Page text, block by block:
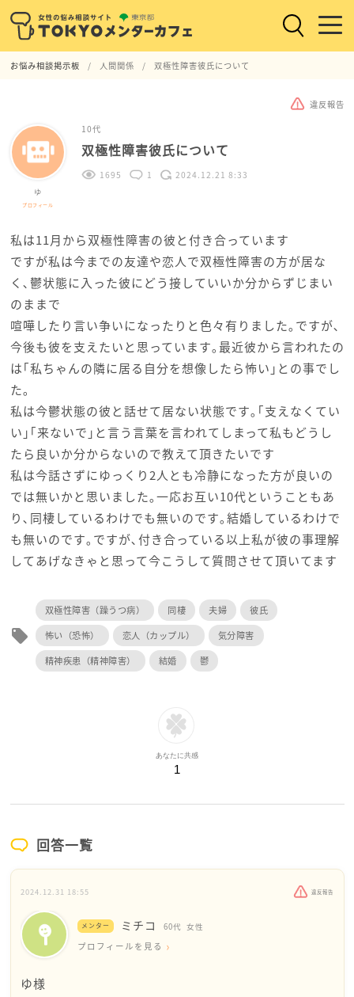
お悩み相談掲示板 人間関係 双極性障害彼氏について
違反報告
ゆ
プロフィール
10代
双極性障害彼氏について
1695 1 2024.12.21 8:33
私は11月から双極性障害の彼と付き合っています
ですが私は今までの友達や恋人で双極性障害の方が居な
く､鬱状態に入った彼にどう接していいか分からずじまい
のままで
喧嘩したり言い争いになったりと色々有りました｡ですが､
今後も彼を支えたいと思っています｡最近彼から言われたの
は｢私ちゃんの隣に居る自分を想像したら怖い｣との事でし
た｡
私は今鬱状態の彼と話せて居ない状態です｡｢支えなくてい
い｣｢来ないで｣と言う言葉を言われてしまって私もどうし
たら良いか分からないので教えて頂きたいです
私は今話さずにゆっくり2人とも冷静になった方が良いの
では無いかと思いました｡一応お互い10代ということもあ
り､同棲しているわけでも無いのです｡結婚しているわけで
も無いのです｡ですが､付き合っている以上私が彼の事理解
してあげなきゃと思って今こうして質問させて頂いてます
local_offer
双極性障害（躁うつ病） 同棲 夫婦
彼氏
怖い（恐怖）
恋人（カップル）
気分障害
精神疾患（精神障害）
結婚 鬱
あなたに共感
1
回答一覧
2024.12.31 18:55 違反報告
メンター ミチコ 60代 女性
プロフィールを見る
ゆ様